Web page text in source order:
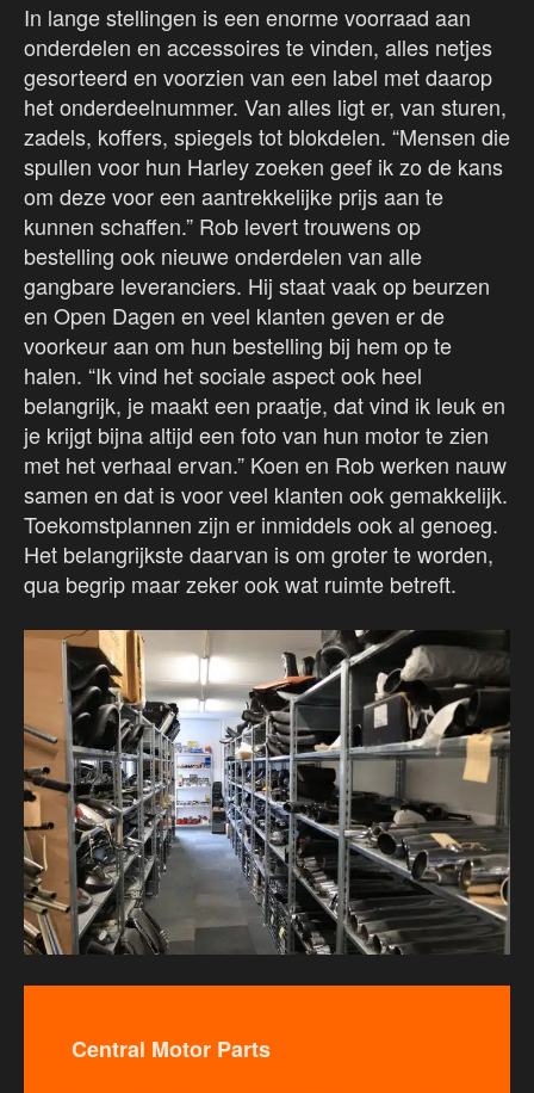
In lange stellingen is een enorme voorraad aan
onderdelen en accessoires te vinden, alles netjes
gesorteerd en voorzien van een label met daarop
het onderdeelnummer. Van alles ligt er, van sturen,
zadels, koffers, spiegels tot blokdelen. “Mensen die
spullen voor hun Harley zoeken geef ik zo de kans
om deze voor een aantrekkelijke prijs aan te
kunnen schaffen.” Rob levert trouwens op
bestelling ook nieuwe onderdelen van alle
gangbare leveranciers. Hij staat vaak op beurzen
en Open Dagen en veel klanten geven er de
voorkeur aan om hun bestelling bij hem op te
halen. “Ik vind het sociale aspect ook heel
belangrijk, je maakt een praatje, dat vind ik leuk en
je krijgt bijna altijd een foto van hun motor te zien
met het verhaal ervan.” Koen en Rob werken nauw
samen en dat is voor veel klanten ook gemakkelijk.
Toekomstplannen zijn er inmiddels ook al genoeg.
Het belangrijkste daarvan is om groter te worden,
qua begrip maar zeker ook wat ruimte betreft.
Central Motor Parts